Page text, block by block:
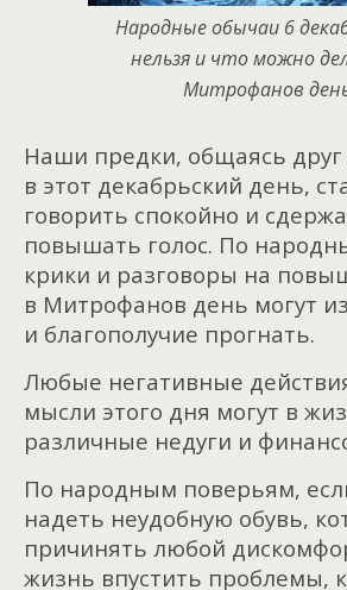
Народные обычаи 6
нельзя и что можно
Митрофанов
Наши предки, общаясь друг
в этот декабрьский день,
говорить спокойно и
повышать голос. По
крики и разговоры на
в Митрофанов день могут
и благополучие прогнать.
Любые негативные
мысли этого дня могут в
различные недуги и
По народным поверьям,
надеть неудобную обувь,
причинять любой
жизнь впустить проблемы,